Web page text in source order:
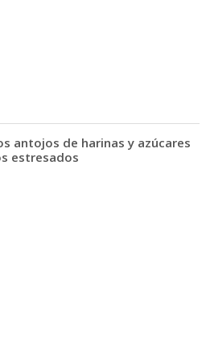
antojos de harinas y azúcares
estresados